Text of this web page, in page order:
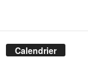
Calendrier